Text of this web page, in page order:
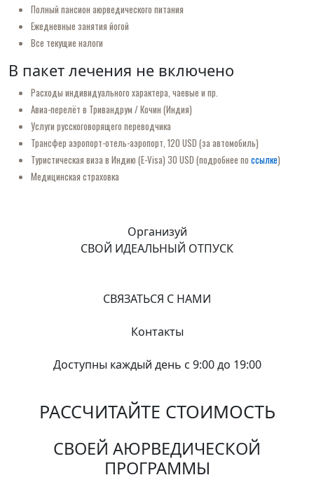
Полный пансион аюрведического питания
Ежедневные занятия йогой
Все текущие налоги
В пакет лечения не включено
Расходы индивидуального характера, чаевые и пр.
Авиа-перелёт в Тривандрум / Кочин (Индия)
Услуги русскоговорящего переводчика
Трансфер аэропорт-отель-аэропорт, 120 USD (за автомобиль)
Туристическая виза в Индию (E-Visa) 30 USD (подробнее по ссылке)
Медицинская страховка
Организуй
СВОЙ ИДЕАЛЬНЫЙ ОТПУСК
СВЯЗАТЬСЯ С НАМИ
Контакты
Доступны каждый день с 9:00 до 19:00
РАССЧИТАЙТЕ СТОИМОСТЬ
СВОЕЙ АЮРВЕДИЧЕСКОЙ
ПРОГРАММЫ